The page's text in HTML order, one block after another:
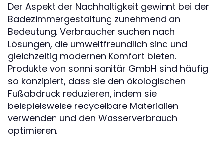
Der Aspekt der Nachhaltigkeit gewinnt bei der
Badezimmergestaltung zunehmend an
Bedeutung. Verbraucher suchen nach
Lösungen, die umweltfreundlich sind und
gleichzeitig modernen Komfort bieten.
Produkte von sonni sanitär GmbH sind häufig
so konzipiert, dass sie den ökologischen
Fußabdruck reduzieren, indem sie
beispielsweise recycelbare Materialien
verwenden und den Wasserverbrauch
optimieren.